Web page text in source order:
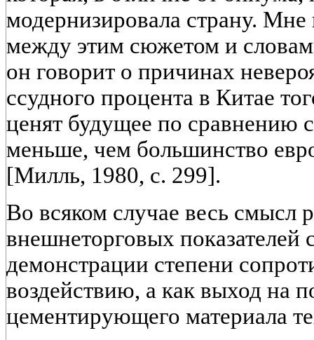
модернизировала страну. Мне
между этим сюжетом и
он говорит о причинах
ссудного процента в Китае
ценят будущее по сравнению
меньше, чем большинство
[Милль, 1980, с. 299].
Во всяком случае весь смысл
внешнеторговых показателей
демонстрации степени
воздействию, а как выход на
цементирующего материала